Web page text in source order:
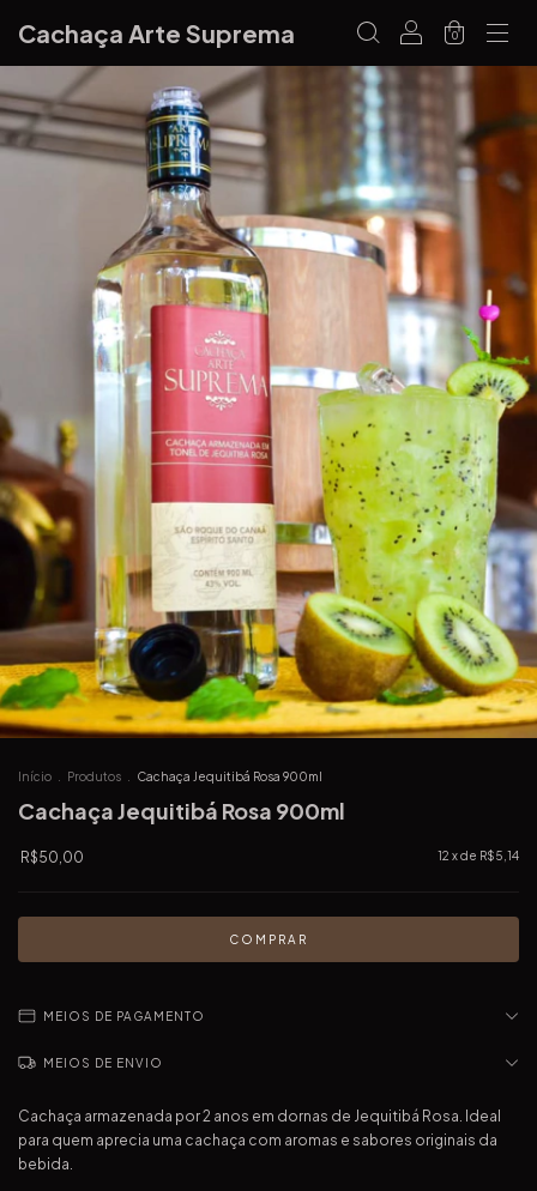
Cachaça Arte Suprema 0
Início Produtos Cachaça Jequitibá Rosa 900ml
Cachaça Jequitibá Rosa 900ml
R$50,00 12 x de R$5,14
MEIOS DE PAGAMENTO
MEIOS DE ENVIO
Cachaça armazenada por 2 anos em dornas de Jequitibá Rosa. Ideal
para quem aprecia uma cachaça com aromas e sabores originais da
bebida.